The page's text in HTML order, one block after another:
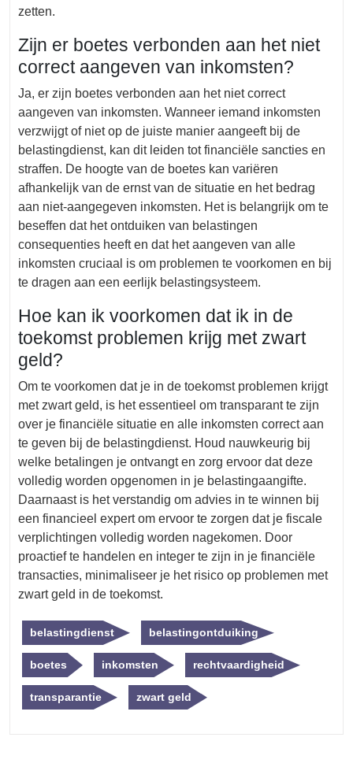
zetten.
Zijn er boetes verbonden aan het niet
correct aangeven van inkomsten?
Ja, er zijn boetes verbonden aan het niet correct
aangeven van inkomsten. Wanneer iemand inkomsten
verzwijgt of niet op de juiste manier aangeeft bij de
belastingdienst, kan dit leiden tot financiële sancties en
straffen. De hoogte van de boetes kan variëren
afhankelijk van de ernst van de situatie en het bedrag
aan niet-aangegeven inkomsten. Het is belangrijk om te
beseffen dat het ontduiken van belastingen
consequenties heeft en dat het aangeven van alle
inkomsten cruciaal is om problemen te voorkomen en bij
te dragen aan een eerlijk belastingsysteem.
Hoe kan ik voorkomen dat ik in de
toekomst problemen krijg met zwart
geld?
Om te voorkomen dat je in de toekomst problemen krijgt
met zwart geld, is het essentieel om transparant te zijn
over je financiële situatie en alle inkomsten correct aan
te geven bij de belastingdienst. Houd nauwkeurig bij
welke betalingen je ontvangt en zorg ervoor dat deze
volledig worden opgenomen in je belastingaangifte.
Daarnaast is het verstandig om advies in te winnen bij
een financieel expert om ervoor te zorgen dat je fiscale
verplichtingen volledig worden nagekomen. Door
proactief te handelen en integer te zijn in je financiële
transacties, minimaliseer je het risico op problemen met
zwart geld in de toekomst.
belastingdienst belastingontduiking
boetes inkomsten rechtvaardigheid
transparantie zwart geld